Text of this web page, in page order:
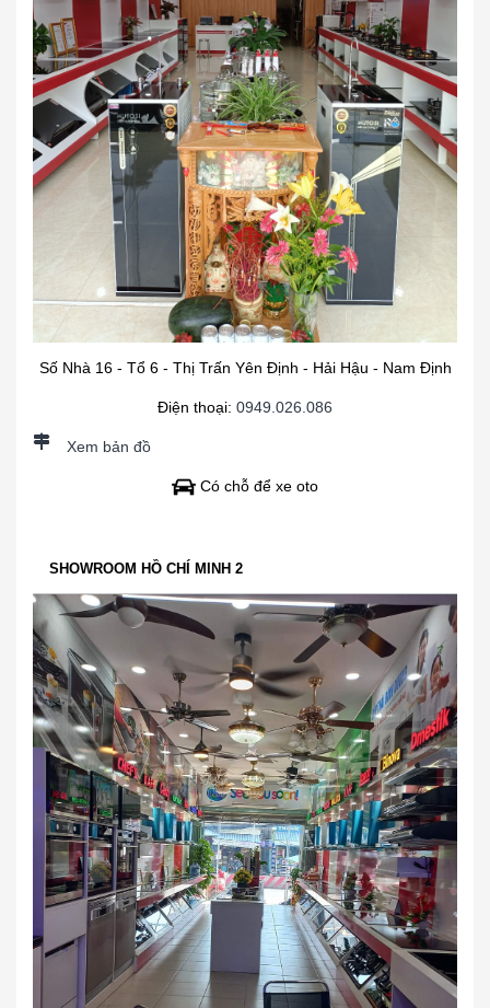
Số Nhà 16 - Tổ 6 - Thị Trấn Yên Định - Hải Hậu - Nam Định
Điện thoại: 0949.026.086
Xem bản đồ
Có chỗ để xe oto
SHOWROOM HỒ CHÍ MINH 2